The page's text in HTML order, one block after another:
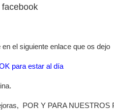
el siguiente enlace que os dejo
para estar al día
POR Y PARA NUESTROS